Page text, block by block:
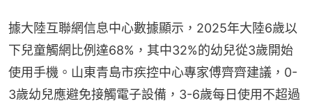
據大陸互聯網信息中心數據顯示，2025年大陸6歲以
下兒童觸網比例達68%，其中32%的幼兒從3歲開始
使用手機。山東青島市疾控中心專家傅齊齊建議，0-
3歲幼兒應避免接觸電子設備，3-6歲每日使用不超過